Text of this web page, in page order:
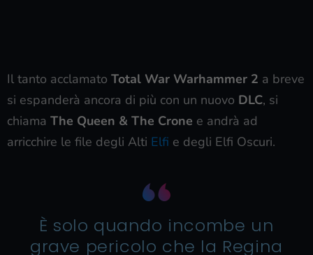
Il tanto acclamato Total War Warhammer 2 a breve
si espanderà ancora di più con un nuovo DLC, si
chiama The Queen & The Crone e andrà ad
arricchire le file degli Alti Elfi e degli Elfi Oscuri.
È solo quando incombe un
grave pericolo che la Regina